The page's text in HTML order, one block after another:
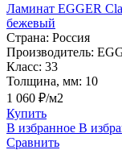
Ламинат EGGER
бежевый
Страна: Россия
Производитель:
Класс: 33
Толщина, мм: 10
1 060 ₽/м2
Купить
В избранное В
Сравнить